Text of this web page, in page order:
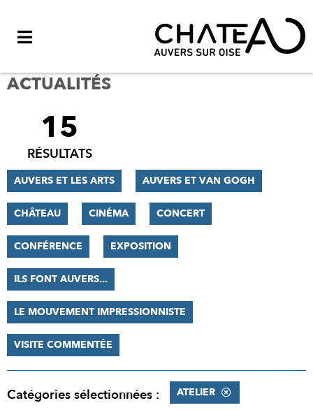
ACTUALITÉS
FILTRER
RÉSULTATS
15
RÉSULTATS
AUVERS ET LES ARTS AUVERS ET VAN GOGH
CHÂTEAU CINÉMA CONCERT
CONFÉRENCE EXPOSITION
ILS FONT AUVERS...
LE MOUVEMENT IMPRESSIONNISTE
VISITE COMMENTÉE
Catégories sélectionnées : ATELIER